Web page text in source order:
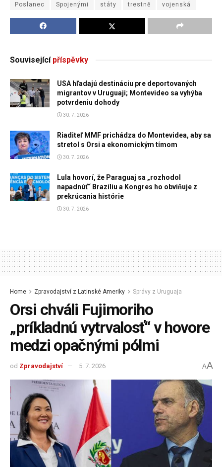
Poslanec Spojenými státy trestně vojenská
Souvisejícípříspěvky
USA hľadajú destináciu pre deportovaných
migrantov v Uruguaji; Montevideo sa vyhýba
potvrdeniu dohody
30. 7. 2026
Riaditeľ MMF prichádza do Montevidea, aby sa
stretol s Orsi a ekonomickým tímom
30. 7. 2026
Lula hovorí, že Paraguaj sa „rozhodol
napadnúť“ Brazíliu a Kongres ho obviňuje z
prekrúcania histórie
30. 7. 2026
Home Zpravodajství z Latinské Ameriky Správy z Uruguaja
Orsi chváli Fujimoriho
„príkladnú vytrvalosť“ v hovore
medzi opačnými pólmi
od Zpravodajství 5. 7. 2026 AA